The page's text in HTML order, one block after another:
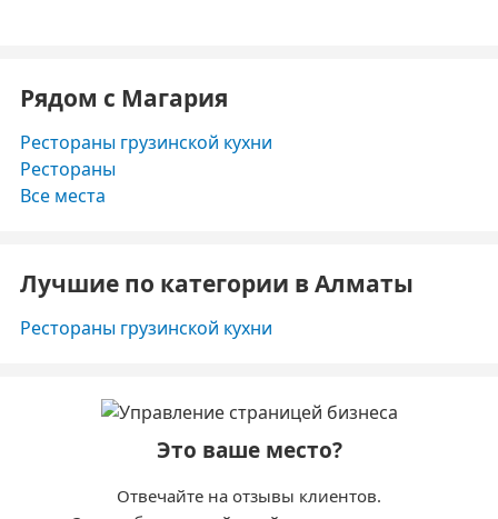
Рядом с Магария
Рестораны грузинской кухни
Рестораны
Все места
Лучшие по категории в Алматы
Рестораны грузинской кухни
Это ваше место?
Отвечайте на отзывы клиентов.